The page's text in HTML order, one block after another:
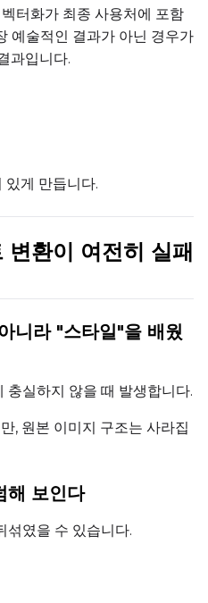
Height
LoRA Scale
터화가 최종 사용처에 포함
예술적인 결과가 아닌 경우가
과입니다.
있게 만듭니다.
환이 여전히 실패
니라 "스타일"을 배웠
충실하지 않을 때 발생합니다.
, 원본 이미지 구조는 사라집
해 보인다
섞였을 수 있습니다.